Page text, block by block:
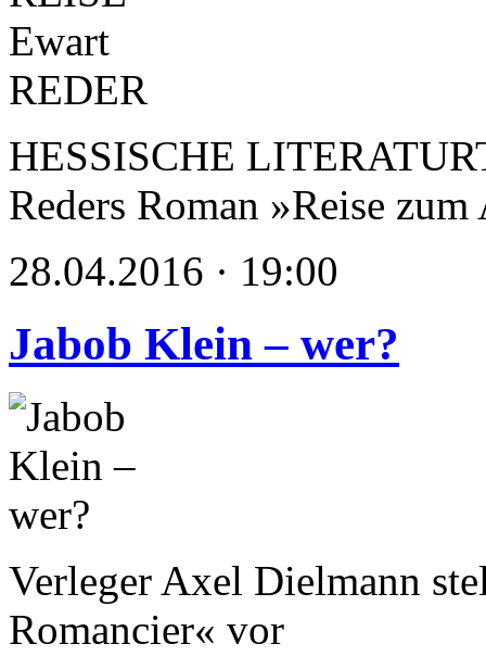
HESSISCHE
Reders Roman »Reise
28.04.2016 · 19:00
Jabob Klein – wer?
Verleger Axel Dielmann
Romancier« vor